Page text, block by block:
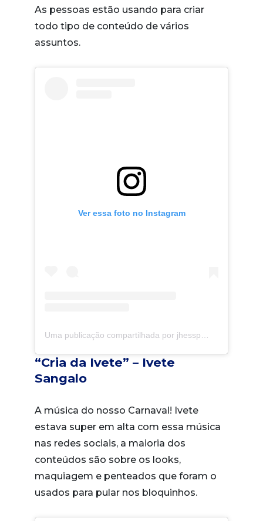
As pessoas estão usando para criar
todo tipo de conteúdo de vários
assuntos.
Ver essa foto no Instagram
Uma publicação compartilhada por jhessp
“Cria da Ivete” – Ivete
Sangalo
A música do nosso Carnaval! Ivete
estava super em alta com essa música
nas redes sociais, a maioria dos
conteúdos são sobre os looks,
maquiagem e penteados que foram o
usados para pular nos bloquinhos.